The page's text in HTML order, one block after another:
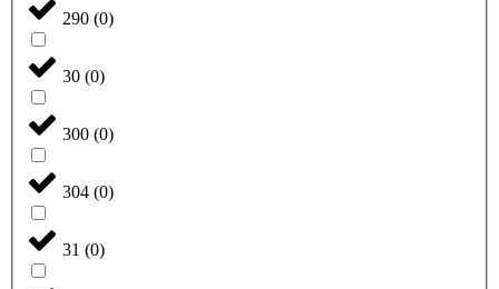
290 (0)
30 (0)
300 (0)
304 (0)
31 (0)